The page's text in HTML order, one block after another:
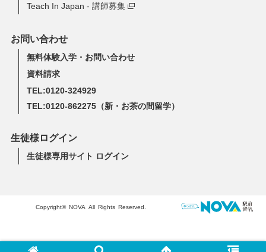
Teach In Japan - 講師募集
お問い合わせ
無料体験入学・お問い合わせ
資料請求
TEL:0120-324929
TEL:0120-862275（新・お茶の間留学）
生徒様ログイン
生徒様専用サイト ログイン
Copyright© NOVA All Rights Reserved.